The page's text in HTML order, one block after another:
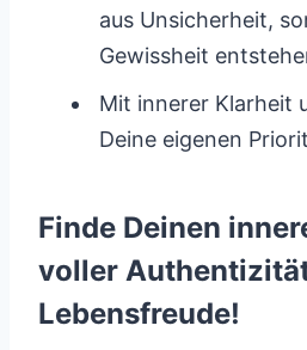
aus Unsicherheit,
Gewissheit
Mit innerer Klarheit
Deine eigenen
Finde Deinen
voller
Lebensfreude!